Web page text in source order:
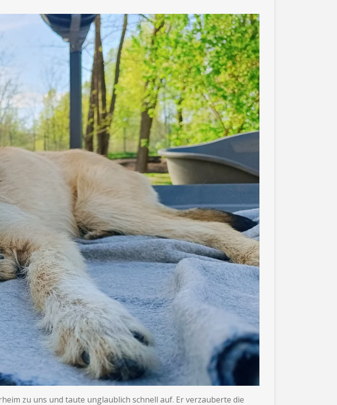
zu uns und taute unglaublich schnell auf. Er verzauberte die